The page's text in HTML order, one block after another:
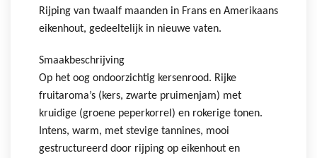
Rijping van twaalf maanden in Frans en Amerikaans
eikenhout, gedeeltelijk in nieuwe vaten.
Smaakbeschrijving
Op het oog ondoorzichtig kersenrood. Rijke
fruitaroma’s (kers, zwarte pruimenjam) met
kruidige (groene peperkorrel) en rokerige tonen.
Intens, warm, met stevige tannines, mooi
gestructureerd door rijping op eikenhout en